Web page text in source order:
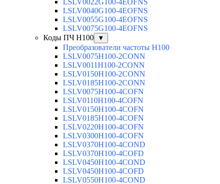
LSLV0022G100-4EOFNS
LSLV0040G100-4EOFNS
LSLV0055G100-4EOFNS
LSLV0075G100-4EOFNS
Коды ПЧ H100
▼
Преобразователи частоты H100
LSLV0075H100-2CONN
LSLV0011H100-2CONN
LSLV0150H100-2CONN
LSLV0185H100-2CONN
LSLV0075H100-4COFN
LSLV0110H100-4COFN
LSLV0150H100-4COFN
LSLV0185H100-4COFN
LSLV0220H100-4COFN
LSLV0300H100-4COFN
LSLV0370H100-4COND
LSLV0370H100-4COFD
LSLV0450H100-4COND
LSLV0450H100-4COFD
LSLV0550H100-4COND